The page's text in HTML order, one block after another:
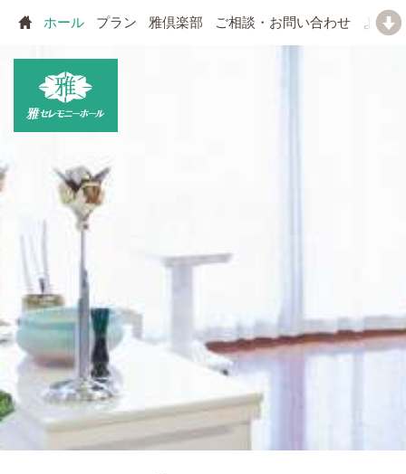
ホール プラン 雅倶楽部 ご相談・お問い合わせ よく